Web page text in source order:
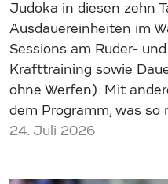
Judoka in diesen zehn
Ausdauereinheiten im
Sessions am Ruder-
Krafttraining sowie
ohne Werfen). Mit
dem Programm, was
24. Juli 2026